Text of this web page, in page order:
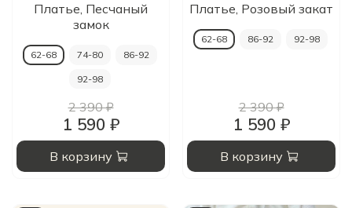
Платье, Песчаный
замок
62-68 74-80 86-92
92-98
2 390 ₽
1 590 ₽
В корзину
Платье, Розовый закат
62-68 86-92 92-98
2 390 ₽
1 590 ₽
В корзину